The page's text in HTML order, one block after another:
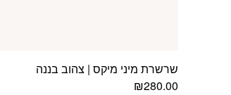
שרשרת מיני מיקס | צהוב בננה
₪280.00